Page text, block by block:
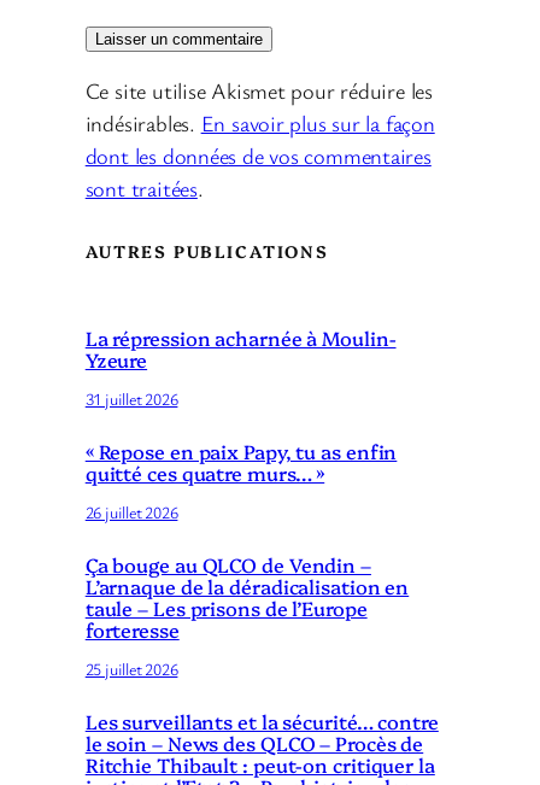
Ce site utilise Akismet pour réduire les
indésirables. En savoir plus sur la façon
dont les données de vos commentaires
sont traitées.
AUTRES PUBLICATIONS
La répression acharnée à Moulin-
Yzeure
31 juillet 2026
« Repose en paix Papy, tu as enfin
quitté ces quatre murs… »
26 juillet 2026
Ça bouge au QLCO de Vendin –
L’arnaque de la déradicalisation en
taule – Les prisons de l’Europe
forteresse
25 juillet 2026
Les surveillants et la sécurité… contre
le soin – News des QLCO – Procès de
Ritchie Thibault : peut-on critiquer la